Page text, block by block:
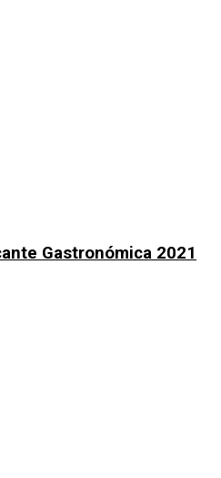
Gastronómica 2021